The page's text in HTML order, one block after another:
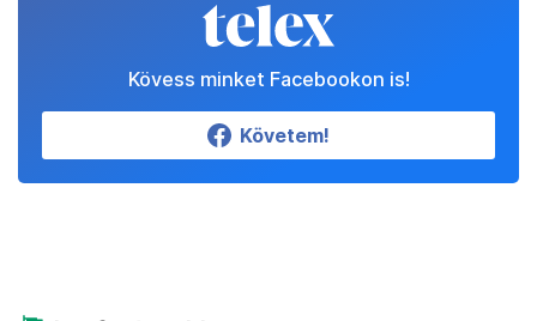
Kövess minket Facebookon is!
Követem!